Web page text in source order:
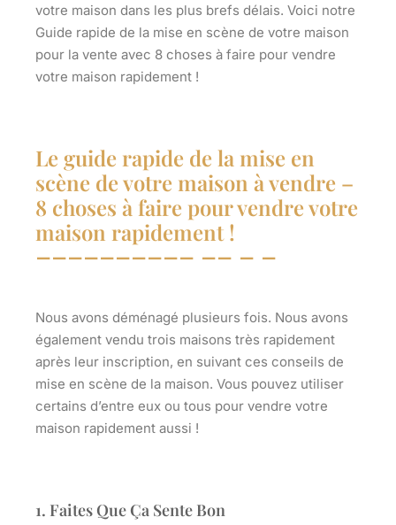
votre maison dans les plus brefs délais. Voici notre
Guide rapide de la mise en scène de votre maison
pour la vente avec 8 choses à faire pour vendre
votre maison rapidement !
Le guide rapide de la mise en
scène de votre maison à vendre –
8 choses à faire pour vendre votre
maison rapidement !
Nous avons déménagé plusieurs fois. Nous avons
également vendu trois maisons très rapidement
après leur inscription, en suivant ces conseils de
mise en scène de la maison. Vous pouvez utiliser
certains d’entre eux ou tous pour vendre votre
maison rapidement aussi !
1. Faites Que Ça Sente Bon